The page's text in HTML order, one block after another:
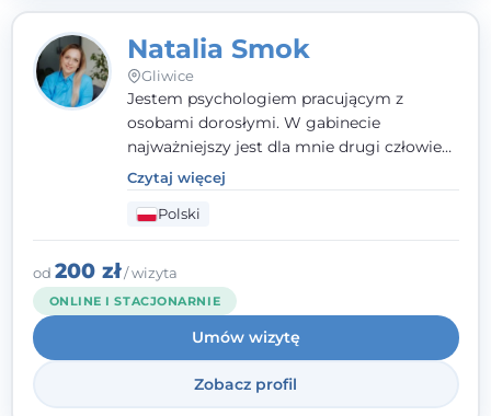
Natalia Smok
Gliwice
Jestem psychologiem pracującym z
osobami dorosłymi. W gabinecie
najważniejszy jest dla mnie drugi człowiek
- wierzę, że empatia, autentyczność i pełne
zaangażowanie tworzą bezpieczną
przestrzeń, będącą podstawą pracy nad
zmianą. W praktyce korzystam m.in. z
narzędzi Racjonalnej Terapii Zachowania.
Czytaj więcej
Polski
od 200 zł/ wizyta
ONLINE I STACJONARNIE
Umów wizytę
Zobacz profil